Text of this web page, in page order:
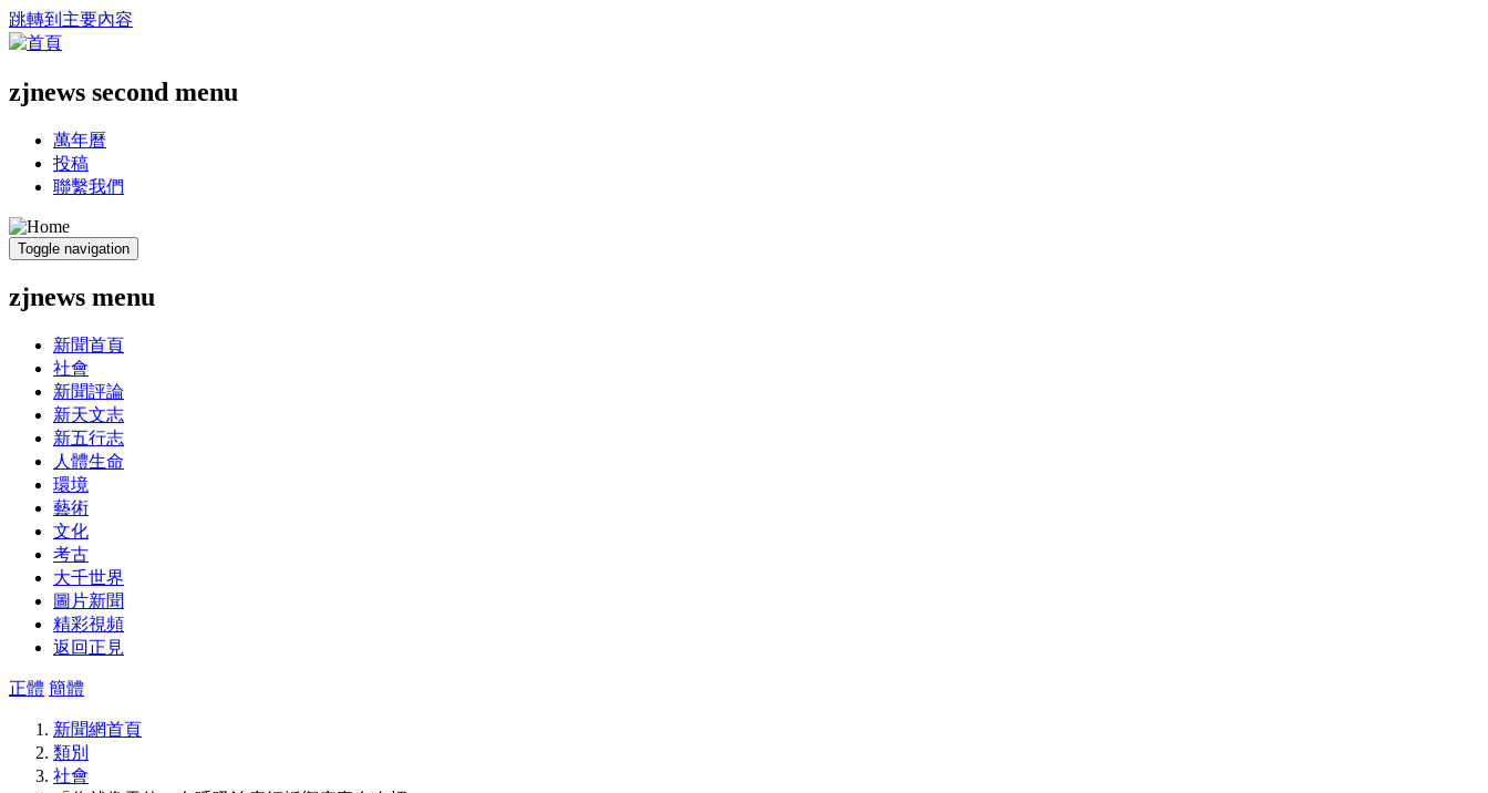
跳轉到主要內容
zjnews second menu
萬年曆
投稿
聯繫我們
Toggle navigation
zjnews menu
新聞首頁
社會
新聞評論
新天文志
新五行志
人體生命
環境
藝術
文化
考古
大千世界
圖片新聞
精彩視頻
返回正見
正體 簡體
新聞網首頁
類別
社會